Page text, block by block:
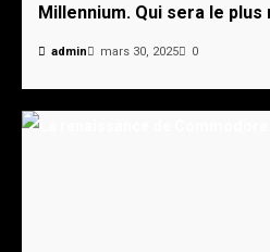
Millennium. Qui sera le plus
admin mars 30, 2025 0